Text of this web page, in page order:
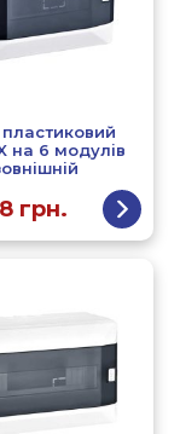
на 6 модулів
грн.